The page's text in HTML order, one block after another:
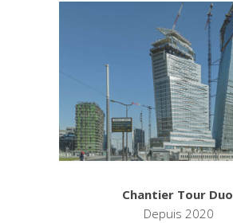
Chantier Tour Duo
Depuis 2020